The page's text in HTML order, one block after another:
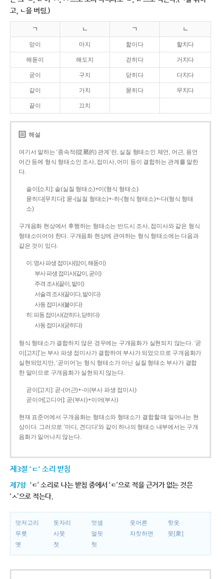
고, ㄴ을 버림.)
ㄱ ㄴ ㄱ ㄴ
맏이 마지 핥이다 할치다
해돋이 해도지 걷히다 거치다
굳이 구지 닫히다 다치다
같이 가치 묻히다 무치다
끝이 끄치
해설
여기서 말하는 ‘종속적(從屬的) 관계’란, 실질 형태소인 체언, 어근, 용언
어간 등에 형식 형태소인 조사, 접미사, 어미 등이 결합하는 관계를 말한
다.
솥이[소치]: 솥(실질 형태소)+이(형식 형태소)
묻히다[무치다]: 묻­-(실질 형태소)+­-히­-(형식 형태소)+-다(형식 형태
소)
구개음화 현상에서 후행하는 형태소는 반드시 조사, 접미사와 같은 형식
형태소이어야 한다. 구개음화 현상에 관여하는 형식 형태소에는 다음과
같은 것이 있다.
이: 명사 파생 접미사(맏이, 해돋이)
부사 파생 접미사(같이, 굳이)
주격 조사(끝이, 밭이)
서술격 조사(끝이다, 밭이다)
사동 접미사(붙이다)
히: 피동 접미사(걷히다, 닫히다)
사동 접미사(굳히다)
형식 형태소가 결합하지 않은 경우에는 구개음화가 실현되지 않는다. ‘곧
이[고지]’는 부사 파생 접미사가 결합하여 부사가 되었으므로 구개음화가
실현되었지만, ‘곧이어’는 형식 형태소가 아닌 실질 형태소 부사가 결합
한 말이므로 구개음화가 실현되지 않는다.
곧이[고지]: 곧-­(어근)+­-이(부사 파생 접미사)
곧이어[고디어]: 곧(부사)+이어(부사)
현재 표준어에서 구개음화는 형태소와 형태소가 결합할 때 일어나는 현
상이다. 그러므로 ‘마디, 견디다’와 같이 하나의 형태소 내부에서는 구개
음화가 일어나지 않는다.
제3절 'ㄷ' 소리 받침
제7항 ‘ㄷ’ 소리로 나는 받침 중에서 ‘ㄷ’으로 적을 근거가 없는 것은
‘ㅅ’으로 적는다.
덧저고리 돗자리 엇셈 웃어른
핫옷
무릇
사뭇 얼핏 자칫하면
뭇[衆]
옛
첫 헛